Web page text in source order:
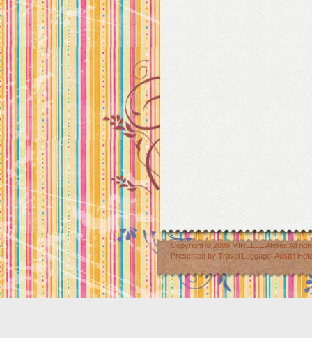
Copyright © 2009 MIRELLE Atelier. All
Presented by Travel Luggage Austin